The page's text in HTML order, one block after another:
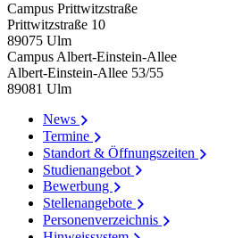
Campus Prittwitzstraße
Prittwitzstraße 10
89075 Ulm
Campus Albert-Einstein-Allee
Albert-Einstein-Allee 53/​55
89081 Ulm
News
Termine
Standort & Öffnungszeiten
Studienangebot
Bewerbung
Stellenangebote
Personenverzeichnis